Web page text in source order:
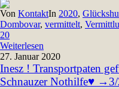
Von KontaktIn 2020,
Dombovar, vermittelt,
20
Weiterlesen
27. Januar 2020
Inesz ! Transportpaten
Schnauzer Nothilfe♥